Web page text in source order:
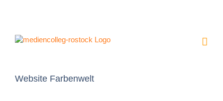
Website Farbenwelt